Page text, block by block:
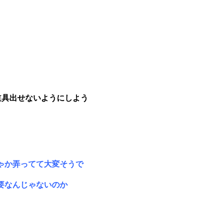
出せないようにしよう
か弄ってて大変そうで
なんじゃないのか